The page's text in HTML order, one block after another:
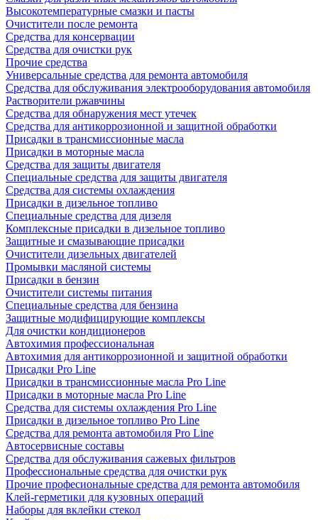
Высокотемпературные смазки и пасты
Очистители после ремонта
Средства для консервации
Средства для очистки рук
Прочие средства
Универсальные средства для ремонта автомобиля
Средства для обслуживания электрооборудования автомобиля
Растворители ржавчины
Средства для обнаружения мест утечек
Средства для антикоррозионной и защитной обработки
Присадки в трансмиссионные масла
Присадки в моторные масла
Средства для защиты двигателя
Специальныe средства для защиты двигателя
Средства для системы охлаждения
Присадки в дизельное топливо
Спeциальные средства для дизеля
Комплексные присадки в дизельное топливо
Защитные и смазывающие присадки
Очистители дизельных двигателей
Промывки масляной системы
Присадки в бензин
Очистители системы питания
Специальные срeдства для бензина
Защитные модифицирующие комплексы
Для очистки кондиционеров
Автохимия профессиональная
Автохимия для антикоррозионной и защитной обработки
Присадки Pro Line
Присадки в трансмиссионные масла Pro Line
Присадки в моторные масла Pro Line
Средства для системы охлаждения Pro Line
Присадки в дизельное топливо Pro Line
Средства для ремонта автомобиля Pro Line
Автосервисные составы
Средства для обслуживания сажевых фильтров
Профессиональные средства для очистки рук
Прочие професиональные средства для ремонта автомобиля
Клей-герметики для кузовных операций
Наборы для вклейки стекол